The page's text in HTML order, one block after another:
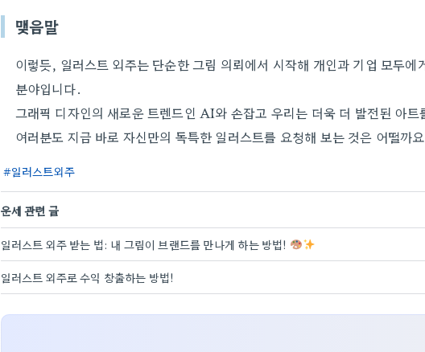
맺음말
이렇듯, 일러스트 외주는 단순한 그림 의뢰에서 시작해 개인과 기업 모두에
분야입니다.
그래픽 디자인의 새로운 트렌드인 AI와 손잡고 우리는 더욱 더 발전된 아트
여러분도 지금 바로 자신만의 독특한 일러스트를 요청해 보는 것은 어떨까
일러스트외주
운세 관련 글
일러스트 외주 받는 법: 내 그림이 브랜드를 만나게 하는 방법!
일러스트 외주로 수익 창출하는 방법!